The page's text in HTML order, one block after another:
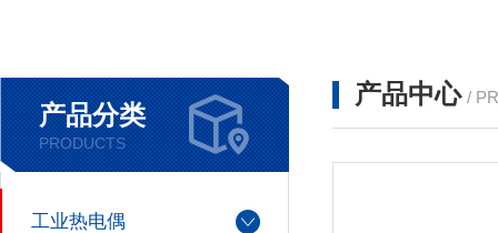
产品分类
PRODUCTS
工业热电偶
产品中心 /